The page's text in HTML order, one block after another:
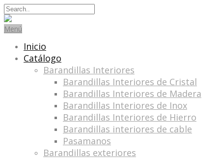
Search
for:
Menú
Inicio
Catálogo
Barandillas Interiores
Barandillas Interiores de Cristal
Barandillas Interiores de Madera
Barandillas Interiores de Inox
Barandillas Interiores de Hierro
Barandillas interiores de cable
Pasamanos
Barandillas exteriores